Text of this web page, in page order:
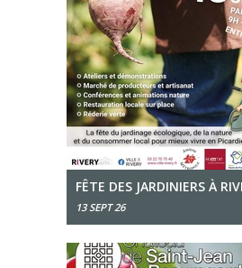
FÊTE DES JARDINIERS À
13 SEPT 26